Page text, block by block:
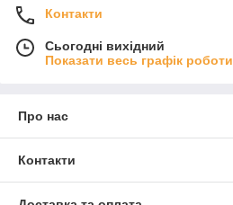
Контакти
Сьогодні вихідний
Показати весь графік роботи
Про нас
Контакти